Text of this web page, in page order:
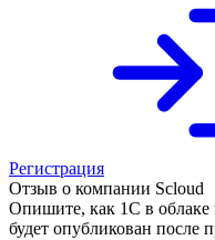
Регистрация
Отзыв о компании Scloud
Опишите, как 1С в облаке
будет опубликован после